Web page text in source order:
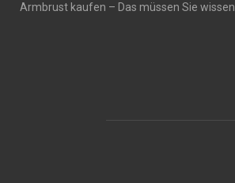
Armbrust kaufen – Das müssen Sie wissen